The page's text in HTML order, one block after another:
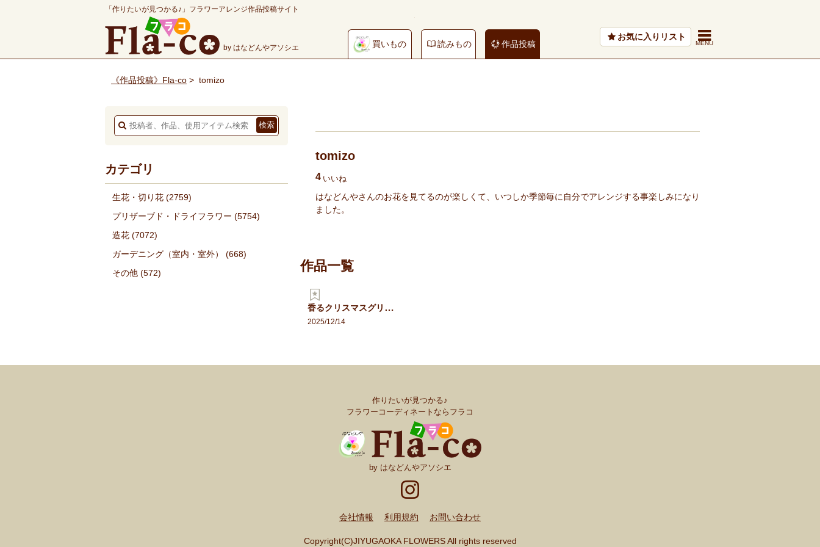
「作りたいが見つかる♪」フラワーアレンジ作品投稿サイト
by はなどんやアソシエ 買いもの 読みもの 作品投稿
お気に入りリスト
《作品投稿》Fla-co > tomizo
tomizo
4 いいね
はなどんやさんのお花を見てるのが楽しくて、いつしか季節毎に自分でアレンジする事楽しみになり
ました。
作品一覧
香るクリスマスグリーン
2025/12/14
カテゴリ
生花・切り花 (2759)
プリザーブド・ドライフラワー (5754)
造花 (7072)
ガーデニング（室内・室外） (668)
その他 (572)
作りたいが見つかる♪
フラワーコーディネートならフラコ
by はなどんやアソシエ
会社情報 利用規約 お問い合わせ
Copyright(C)JIYUGAOKA FLOWERS All rights reserved